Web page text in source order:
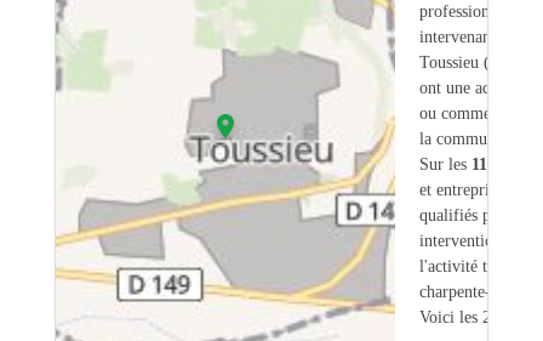
professionnels
intervenant sur
Toussieu (69)
ont une adresse
ou commerciale
la commune.
Sur les 1113
et entreprises
qualifiés pour une
intervention sur
l'activité
charpente-bois.
Voici les 20